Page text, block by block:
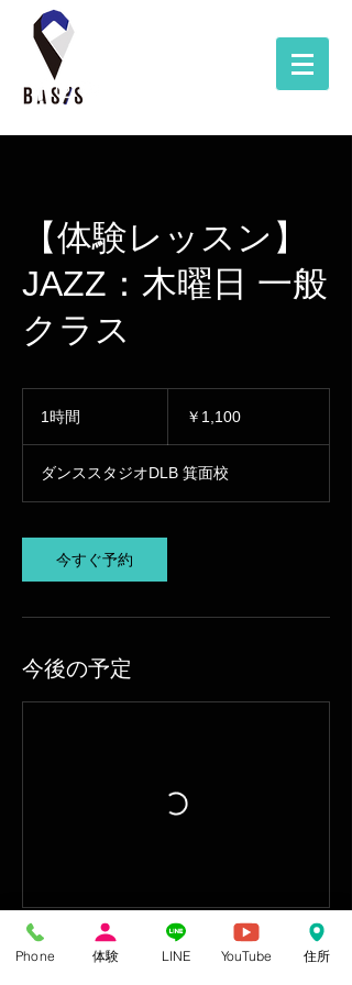
【体験レッスン】
JAZZ：木曜日 一般
クラス
1時間 ￥1,100
ダンススタジオDLB 箕面校
今すぐ予約
今後の予定
今すぐ予約
Phone 体験 LINE YouTube 住所